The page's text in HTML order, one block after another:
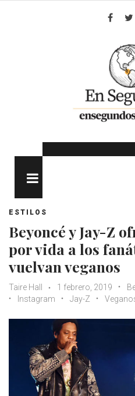
ESTILOS
Beyoncé y Jay-Z
por vida a los
vuelvan veganos
Taire Hall 1 febrero, 2019
Instagram
Jay-Z